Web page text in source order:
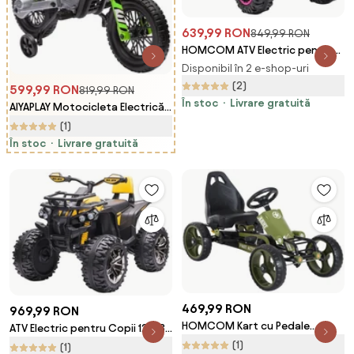
599,99 RON819,99 RON
AIYAPLAY Motocicleta Electrică
Copii pentru copii 3-6 ani cu 2
motoare, 2.4-5 km/h,
107x56x70 cm, verde | Aosom
Romania
(1)
În stoc
Livrare gratuită
639,99 RON849,99 RON
HOMCOM ATV Electric pentru
Copii cu Motor Dublu și 2
Viteze, Roți, Faruri LED, Claxon
și Muzică, 83x53x55.5 cm, Roz |
Disponibil în 2 e-shop-uri
(2)
În stoc
Livrare gratuită
969,99 RON
ATV Electric pentru Copii 12V, 3-
5 Ani, Faruri, Muzica, Pedale
(1)
469,99 RON
HOMCOM Kart cu Pedale
pentru Copii de 3-6 Ani cu
(1)